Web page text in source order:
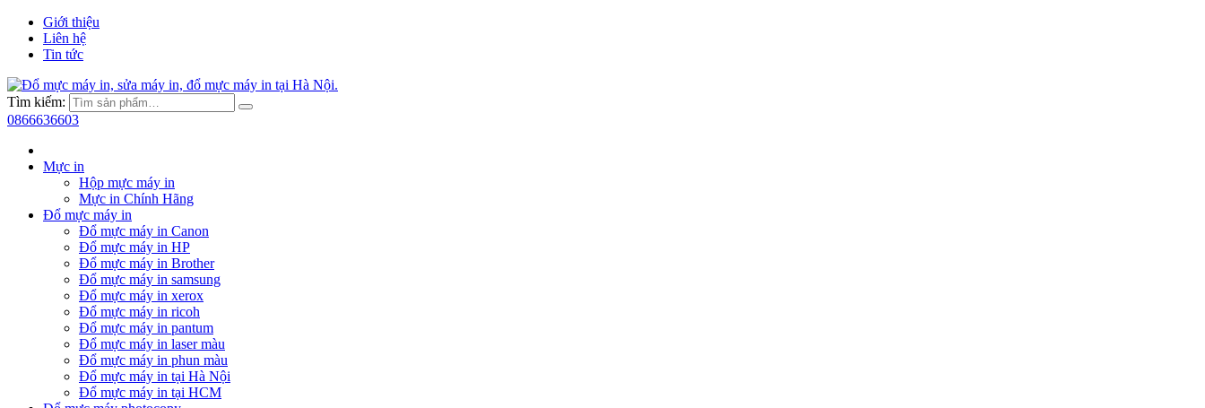
Giới thiệu
Liên hệ
Tin tức
Tìm kiếm:
0866636603
Mực in
Hộp mực máy in
Mực in Chính Hãng
Đổ mực máy in
Đổ mực máy in Canon
Đổ mực máy in HP
Đổ mực máy in Brother
Đổ mực máy in samsung
Đổ mực máy in xerox
Đổ mực máy in ricoh
Đổ mực máy in pantum
Đổ mực máy in laser màu
Đổ mực máy in phun màu
Đổ mực máy in tại Hà Nội
Đổ mực máy in tại HCM